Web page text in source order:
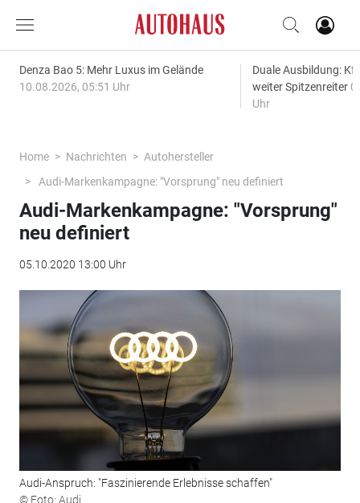
Denza Bao 5: Mehr Luxus im Gelände
10.08.2026, 05:51 Uhr
Duale Ausbildung:
weiter Spitzenreiter
Uhr
Home Nachrichten
Autohersteller
Audi-Markenkampagne: "Vorsprung" neu definiert
Audi-Markenkampagne: "Vorsprung"
neu definiert
05.10.2020 13:00 Uhr
Audi-Anspruch: "Faszinierende Erlebnisse schaffen"
© Foto: Audi